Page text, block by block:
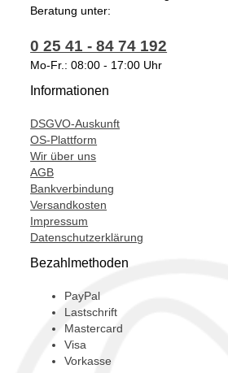
53049880200,
860224,
860262,
Beratung unter:
0 25 41 - 84 74 192
Mo-Fr.: 08:00 - 17:00 Uhr
Informationen
DSGVO-Auskunft
OS-Plattform
Wir über uns
AGB
Bankverbindung
Versandkosten
Impressum
Datenschutzerklärung
Bezahlmethoden
PayPal
Lastschrift
Mastercard
Visa
Vorkasse